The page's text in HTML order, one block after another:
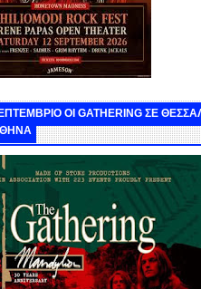
ΟΙ GATHERING ΣΕ